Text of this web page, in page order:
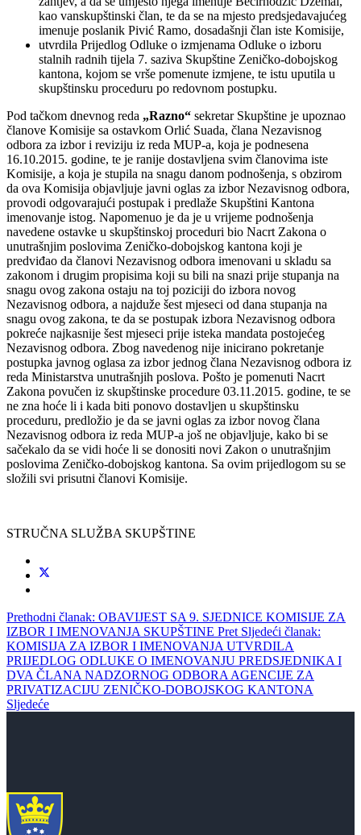
kao vanskupštinski član, te da se na mjesto predsjedavajućeg
imenuje poslanik Pivić Ramo, dosadašnji član iste Komisije,
utvrdila Prijedlog Odluke o izmjenama Odluke o izboru
stalnih radnih tijela 7. saziva Skupštine Zeničko-dobojskog
kantona, kojom se vrše pomenute izmjene, te istu uputila u
skupštinsku proceduru po redovnom postupku.
Pod tačkom dnevnog reda „Razno“ sekretar Skupštine je upoznao
članove Komisije sa ostavkom Orlić Suada, člana Nezavisnog
odbora za izbor i reviziju iz reda MUP-a, koja je podnesena
16.10.2015. godine, te je ranije dostavljena svim članovima iste
Komisije, a koja je stupila na snagu danom podnošenja, s obzirom
da ova Komisija objavljuje javni oglas za izbor Nezavisnog odbora,
provodi odgovarajući postupak i predlaže Skupštini Kantona
imenovanje istog. Napomenuo je da je u vrijeme podnošenja
navedene ostavke u skupštinskoj proceduri bio Nacrt Zakona o
unutrašnjim poslovima Zeničko-dobojskog kantona koji je
predviđao da članovi Nezavisnog odbora imenovani u skladu sa
zakonom i drugim propisima koji su bili na snazi prije stupanja na
snagu ovog zakona ostaju na toj poziciji do izbora novog
Nezavisnog odbora, a najduže šest mjeseci od dana stupanja na
snagu ovog zakona, te da se postupak izbora Nezavisnog odbora
pokreće najkasnije šest mjeseci prije isteka mandata postojećeg
Nezavisnog odbora. Zbog navedenog nije inicirano pokretanje
postupka javnog oglasa za izbor jednog člana Nezavisnog odbora iz
reda Ministarstva unutrašnjih poslova. Pošto je pomenuti Nacrt
Zakona povučen iz skupštinske procedure 03.11.2015. godine, te se
ne zna hoće li i kada biti ponovo dostavljen u skupštinsku
proceduru, predložio je da se javni oglas za izbor novog člana
Nezavisnog odbora iz reda MUP-a još ne objavljuje, kako bi se
sačekalo da se vidi hoće li se donositi novi Zakon o unutrašnjim
poslovima Zeničko-dobojskog kantona. Sa ovim prijedlogom su se
složili svi prisutni članovi Komisije.
STRUČNA SLUŽBA SKUPŠTINE
Prethodni članak: OBAVIJEST SA 9. SJEDNICE KOMISIJE ZA
IZBOR I IMENOVANJA SKUPŠTINE Pret Sljedeći članak:
KOMISIJA ZA IZBOR I IMENOVANJA UTVRDILA
PRIJEDLOG ODLUKE O IMENOVANJU PREDSJEDNIKA I
DVA ČLANA NADZORNOG ODBORA AGENCIJE ZA
PRIVATIZACIJU ZENIČKO-DOBOJSKOG KANTONA
Sljedeće